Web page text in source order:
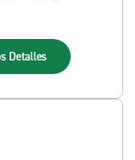
Detalles